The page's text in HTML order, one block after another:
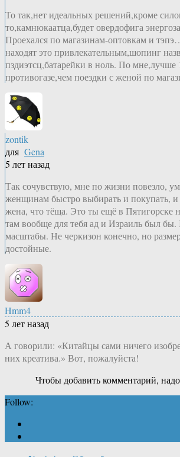
То так,нет идеальных решений,кроме
то,камнюкаатца,будет овердофига
Проехался по магазинам-оптовкам и
находят это привлекательным,шопинг
пздиэтсц,батарейки в ноль. По мне,лучше
противогазе,чем поездки с женой по
zontik
для Gena
5 лет назад
Так сочувствую, мне по жизни повезло,
женщинам быстро выбирать и покупать,
жена, что тёща. Это ты ещё в Пятигорске
там вообще для тебя ад и Израиль был
масштабы. Не черкизон конечно, но
достойные.
Hmm4
5 лет назад
А говорили: «Китайцы сами ничего
них креатива.» Вот, пожалуйста!
Чтобы добавить комментарий,
Follow: